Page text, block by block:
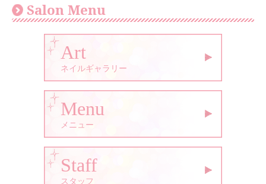
Salon Menu
Art
ネイルギャラリー
Menu
メニュー
Staff
スタッフ